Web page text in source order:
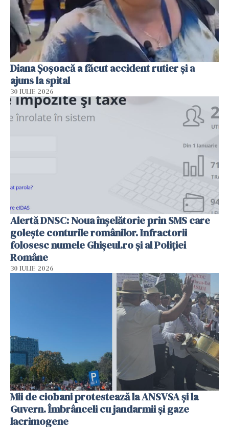
Diana Șoșoacă a făcut accident rutier și a
ajuns la spital
30 IULIE 2026
Alertă DNSC: Noua înșelătorie prin SMS care
golește conturile românilor. Infractorii
folosesc numele Ghișeul.ro și al Poliției
Române
30 IULIE 2026
Mii de ciobani protestează la ANSVSA și la
Guvern. Îmbrânceli cu jandarmii și gaze
lacrimogene